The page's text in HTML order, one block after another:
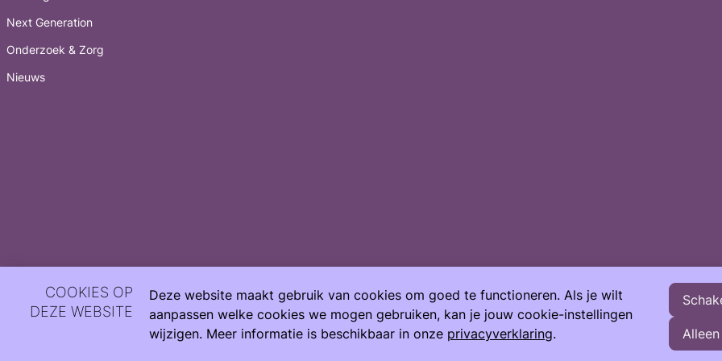
Next Generation
Onderzoek & Zorg
Nieuws
COOKIES OP
DEZE WEBSITE
Deze website maakt gebruik van cookies om goed te functioneren. Als je wilt
aanpassen welke cookies we mogen gebruiken, kan je jouw cookie-instellingen
wijzigen. Meer informatie is beschikbaar in onze privacyverklaring.